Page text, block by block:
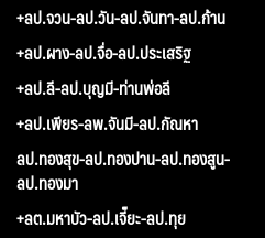
+ลป.จวน-ลป.วัน-ลป.จันทา-ลป.ก้าน
+ลป.ผาง-ลป.จื่อ-ลป.ประเสริฐ
+ลป.ลี-ลป.บุญมี-ท่านพ่อลี
+ลป.เพียร-ลพ.จันมี-ลป.กัณหา
ลป.ทองสุข-ลป.ทองปาน-ลป.ทองสูน-
ลป.ทองมา
+ลต.มหาบัว-ลป.เจี๊ยะ-ลป.ทุย